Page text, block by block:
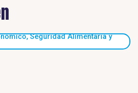
Seguridad Alimentaria y